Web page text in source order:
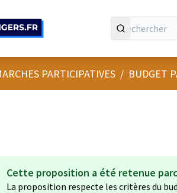
PARTICIPATIVES / BUDGET
Cette proposition a été retenue
La proposition respecte les critères du